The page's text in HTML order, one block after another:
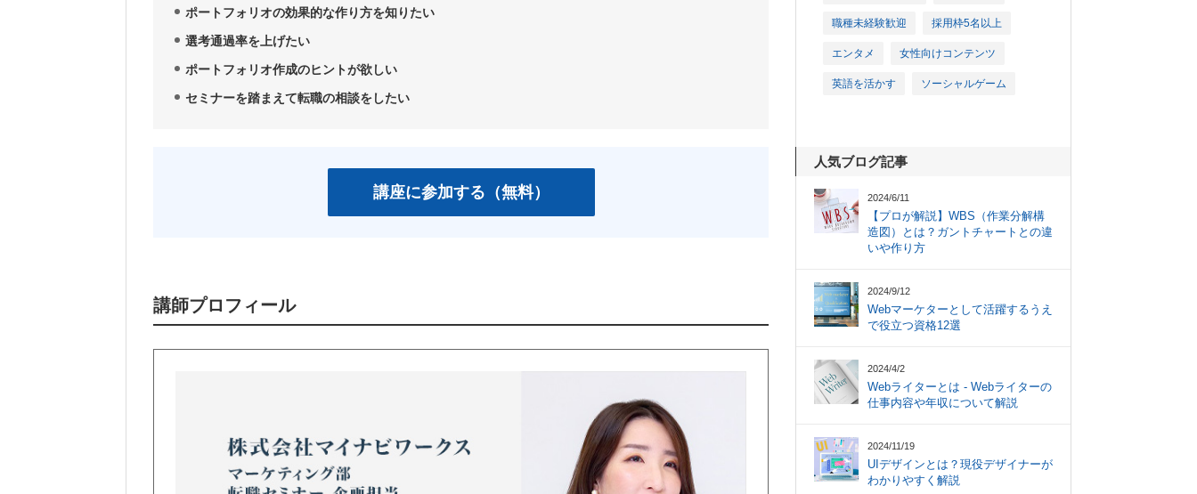
ポートフォリオの効果的な作り方を知りたい
選考通過率を上げたい
ポートフォリオ作成のヒントが欲しい
セミナーを踏まえて転職の相談をしたい
講座に参加する（無料）
講師プロフィール
職種未経験歓迎 採用枠5名以上
エンタメ 女性向けコンテンツ
英語を活かす ソーシャルゲーム
人気ブログ記事
2024/6/11
【プロが解説】WBS（作業分解構
造図）とは？ガントチャートとの違
いや作り方
2024/9/12
Webマーケターとして活躍するうえ
で役立つ資格12選
2024/4/2
Webライターとは - Webライターの
仕事内容や年収について解説
2024/11/19
UIデザインとは？現役デザイナーが
わかりやすく解説